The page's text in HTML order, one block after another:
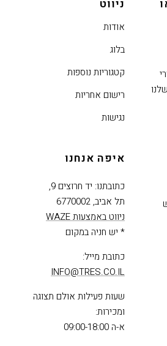
ניווט
אודות
בלוג
קטגוריות נוספות
איפה אנחנו
כתובתנו: יד חרוצים 9,
תל אביב, 6770002
ניווט באמצעות WAZE
כתובת מייל:
INFO@TRES.CO.IL